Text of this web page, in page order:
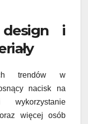
design i
trendów w
nacisk na
więcej osób